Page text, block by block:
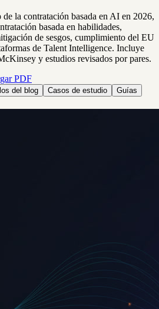
la contratación basada en AI en 2026,
basada en habilidades,
de sesgos, cumplimiento del EU
de Talent Intelligence. Incluye
y estudios revisados por pares.
PDF
del blog Casos de estudio
Guías